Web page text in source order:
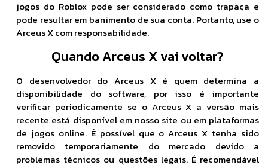
jogos do Roblox pode ser considerado como trapaça e
pode resultar em banimento de sua conta. Portanto, use o
Arceus X com responsabilidade.
Quando Arceus X vai voltar?
O desenvolvedor do Arceus X é quem determina a
disponibilidade do software, por isso é importante
verificar periodicamente se o Arceus X a versão mais
recente está disponível em nosso site ou em plataformas
de jogos online. É possível que o Arceus X tenha sido
removido temporariamente do mercado devido a
problemas técnicos ou questões legais. É recomendável